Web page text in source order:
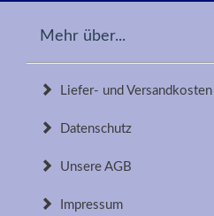
Mehr über...
Liefer- und Versandkosten
Datenschutz
Unsere AGB
Impressum